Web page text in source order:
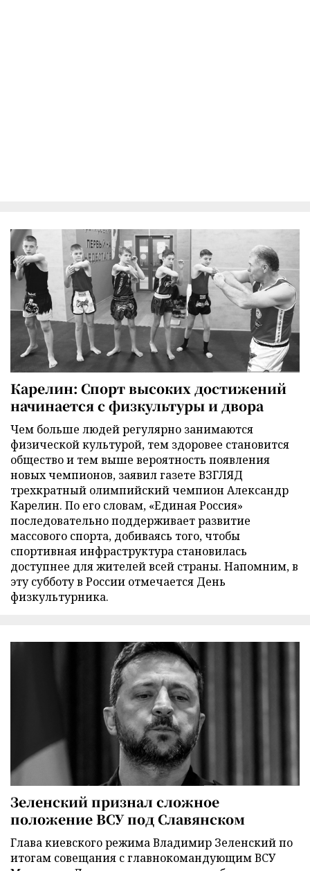
Карелин: Спорт высоких достижений
начинается с физкультуры и двора
Чем больше людей регулярно занимаются
физической культурой, тем здоровее становится
общество и тем выше вероятность появления
новых чемпионов, заявил газете ВЗГЛЯД
трехкратный олимпийский чемпион Александр
Карелин. По его словам, «Единая Россия»
последовательно поддерживает развитие
массового спорта, добиваясь того, чтобы
спортивная инфраструктура становилась
доступнее для жителей всей страны. Напомним, в
эту субботу в России отмечается День
физкультурника.
Зеленский признал сложное
положение ВСУ под Славянском
Глава киевского режима Владимир Зеленский по
итогам совещания с главнокомандующим ВСУ